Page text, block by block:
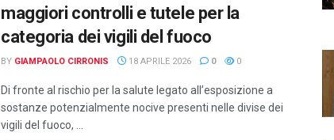
maggiori controlli e tutele per la
categoria dei vigili del fuoco
BY GIAMPAOLO CIRRONIS 18 APRILE 2026 0 0
Di fronte al rischio per la salute legato all’esposizione a
sostanze potenzialmente nocive presenti nelle divise dei
vigili del fuoco, ...